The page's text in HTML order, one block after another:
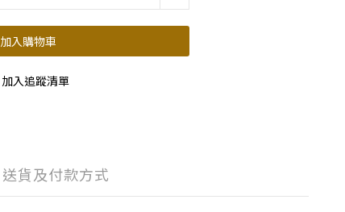
加入購物車
加入追蹤清單
送貨及付款方式